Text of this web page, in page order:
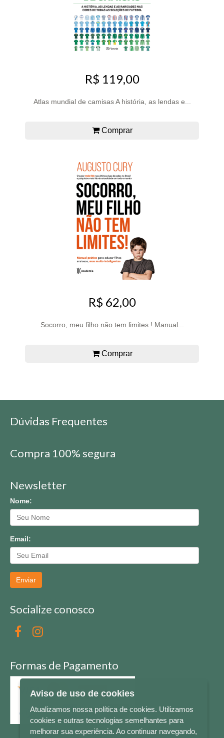
R$ 119,00
Atlas mundial de camisas A história, as lendas e...
Comprar
R$ 62,00
Socorro, meu filho não tem limites ! Manual...
Comprar
Dúvidas Frequentes
Compra 100% segura
Newsletter
Nome:
Email:
Enviar
Socialize conosco
Formas de Pagamento
Aviso de uso de cookies
Atualizamos nossa política de cookies. Utilizamos
cookies e outras tecnologias semelhantes para
melhorar sua experiência. Ao continuar navegando,